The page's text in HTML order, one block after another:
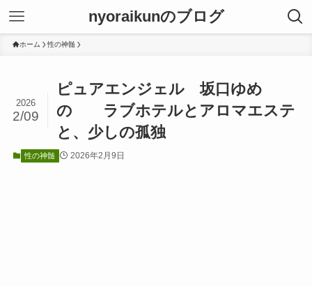
nyoraikunのブログ
ホーム 性の神髄
ピュアエンジェル 坂口ゆめ
の ラブホテルとアロマエステ
と、少しの孤独
2026
2/09
性の神髄 2026年2月9日